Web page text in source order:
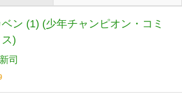
ベン (1) (少年チャンピオン・コミ
ス)
司